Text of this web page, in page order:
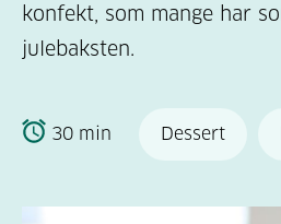
konfekt, som mange har
julebaksten.
30 min Dessert